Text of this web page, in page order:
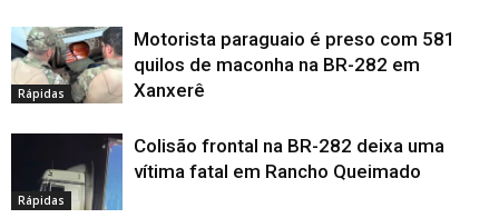
Rápidas
Motorista paraguaio é preso com 581
quilos de maconha na BR-282 em
Xanxerê
Rápidas
Colisão frontal na BR-282 deixa uma
vítima fatal em Rancho Queimado